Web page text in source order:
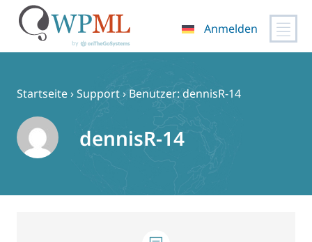
springen
Anmelden
Startseite›Support› Benutzer: dennisR-14
dennisR-14